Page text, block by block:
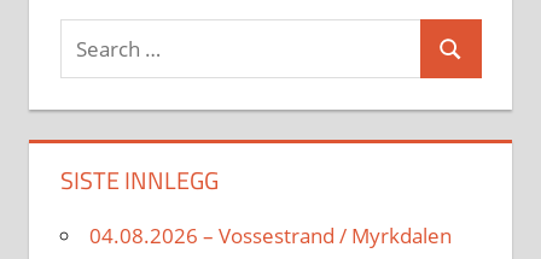
Search
for:
Search
SISTE INNLEGG
04.08.2026 – Vossestrand / Myrkdalen